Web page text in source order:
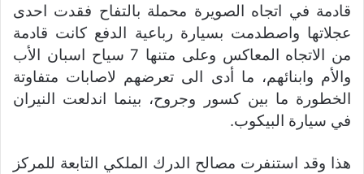
قادمة في اتجاه الصويرة محملة بالتفاح فقدت احدى
عجلاتها واصطدمت بسيارة رباعية الدفع كانت قادمة
من الاتجاه المعاكس وعلى متنها 7 سياح اسبان الأب
والأم وابنائهم، ما أدى الى تعرضهم لاصابات متفاوتة
الخطورة ما بين كسور وجروح، بينما اندلعت النيران
في سيارة البيكوب.
هذا وقد استنفرت مصالح الدرك الملكي التابعة للمركز